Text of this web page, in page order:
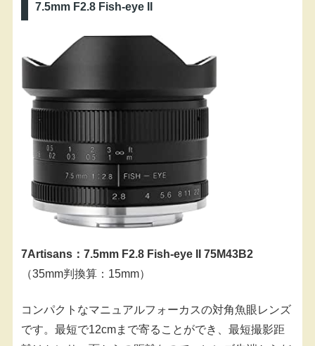
7.5mm F2.8 Fish-eye II
7Artisans：7.5mm F2.8 Fish-eye II 75M43B2
（35mm判換算：15mm）
コンパクトなマニュアルフォーカスの対角魚眼レンズ
です。最短で12cmまで寄ることができ、最短撮影距